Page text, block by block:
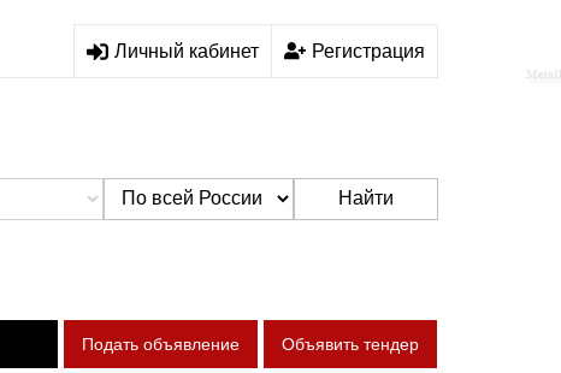
Личный кабинет Регистрация
Найти
Подать объявление Объявить тендер